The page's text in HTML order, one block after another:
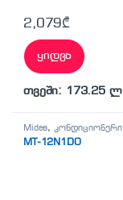
2,079₾
ყიდვა
თვეში: 173.25 ლ
Midea,კონდიციონერი
MT-12N1DO